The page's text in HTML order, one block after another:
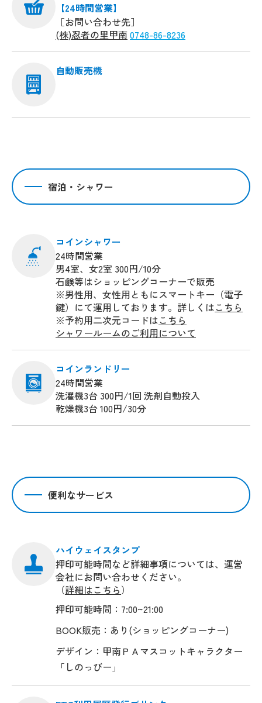
【24時間営業】
［お問い合わせ先］
(株)忍者の里甲南0748-86-8236
自動販売機
宿泊・シャワー
コインシャワー
24時間営業
男4室、女2室 300円/10分
石鹸等はショッピングコーナーで販売
※男性用、女性用ともにスマートキー（電子
鍵）にて運用しております。詳しくはこちら
※予約用二次元コードはこちら
シャワールームのご利用について
コインランドリー
24時間営業
洗濯機3台 300円/1回 洗剤自動投入
乾燥機3台 100円/30分
便利なサービス
ハイウェイスタンプ
押印可能時間など詳細事項については、運営
会社にお問い合わせください。
（詳細はこちら）
押印可能時間：7:00~21:00
BOOK販売：あり(ショッピングコーナー)
デザイン：甲南ＰＡマスコットキャラクター
「しのっびー」